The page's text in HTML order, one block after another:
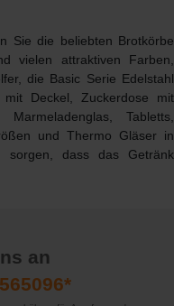
Sie die beliebten Brotkörbe
vielen attraktiven Farben,
die Basic Serie Edelstahl
Deckel, Zuckerdose mit
Tabletts,
und Thermo Gläser in
sorgen, dass das Getränk
an